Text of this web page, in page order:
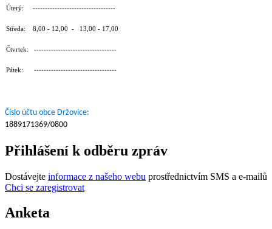
Úterý: ----------------------------------
Středa: 8,00 - 12,00 - 13,00 - 17,00
Čtvrtek: ----------------------------------
Pátek: ----------------------------------
Číslo účtu obce Držovice:
1889171369/0800
Přihlášení k odběru zpráv
Dostávejte informace z našeho webu prostřednictvím SMS a e-mailů
Chci se zaregistrovat
Anketa